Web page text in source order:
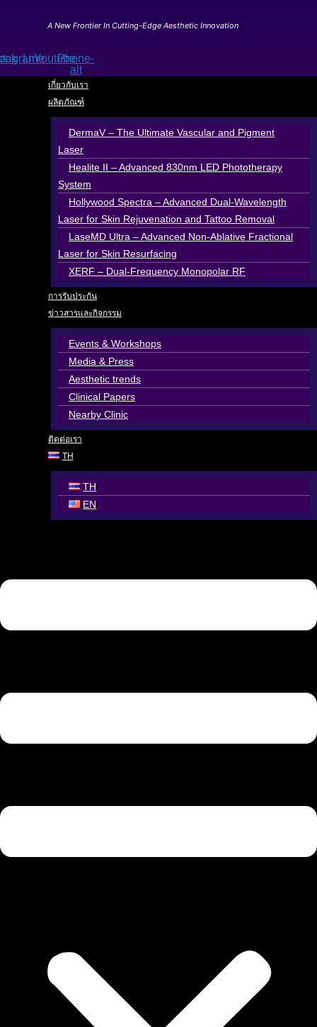
A New Frontier In Cutting-Edge Aesthetic Innovation
LineYoutubePhone-
alt
เกี่ยวกับเรา
ผลิตภัณฑ์
DermaV – The Ultimate Vascular and Pigment
Laser
Healite II – Advanced 830nm LED Phototherapy
System
Hollywood Spectra – Advanced Dual-Wavelength
Laser for Skin Rejuvenation and Tattoo Removal
LaseMD Ultra – Advanced Non-Ablative Fractional
Laser for Skin Resurfacing
XERF – Dual-Frequency Monopolar RF
การรับประกัน
ข่าวสารและกิจกรรม
Events & Workshops
Media & Press
Aesthetic trends
Clinical Papers
Nearby Clinic
ติดต่อเรา
TH
TH
EN